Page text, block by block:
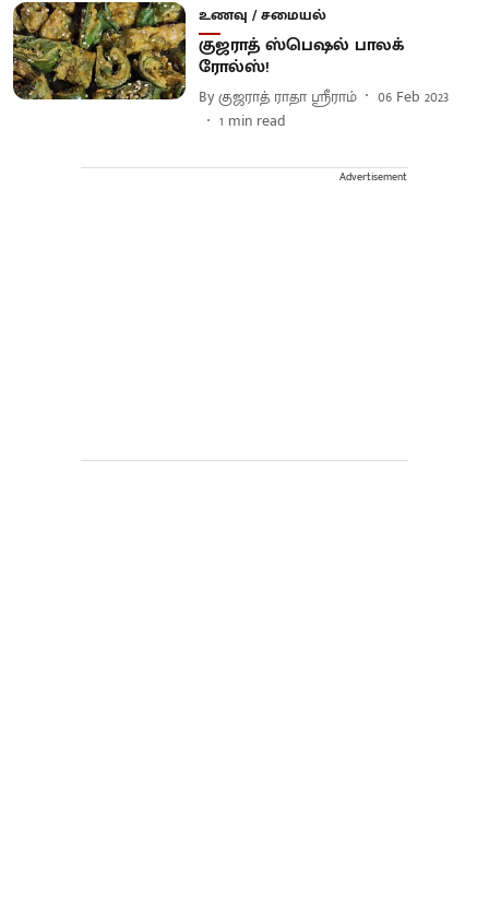
உணவு / சமையல்
குஜராத் ஸ்பெஷல் பாலக்
ரோல்ஸ்!
Byகுஜராத் ராதா ஶ்ரீராம்
06 Feb 2023
1 min read
Advertisement